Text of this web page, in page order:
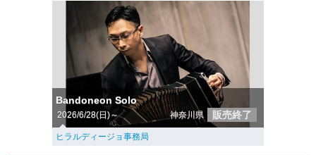
Bandoneon Solo
2026/6/28(日)～ 神奈川県 販売終了
ヒラルディージョ事務局